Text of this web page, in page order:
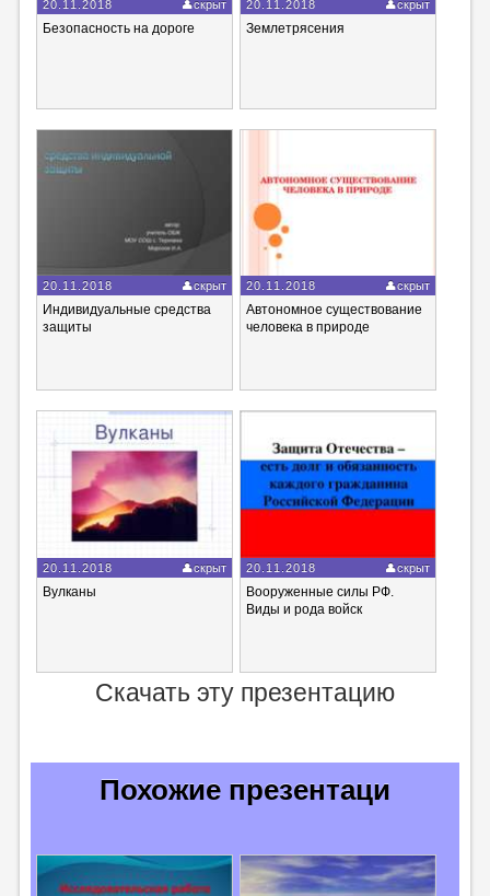
20.11.2018 скрыт
Безопасность на дороге
20.11.2018 скрыт
Землетрясения
20.11.2018 скрыт
Индивидуальные средства
защиты
20.11.2018 скрыт
Автономное существование
человека в природе
20.11.2018 скрыт
Вулканы
20.11.2018 скрыт
Вооруженные cилы РФ.
Виды и рода войск
Скачать эту презентацию
Похожие презентаци